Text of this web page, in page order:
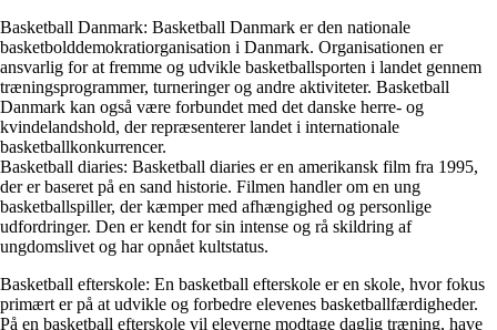
Basketball Danmark: Basketball Danmark er den nationale
basketbolddemokratiorganisation i Danmark. Organisationen er
ansvarlig for at fremme og udvikle basketballsporten i landet gennem
træningsprogrammer, turneringer og andre aktiviteter. Basketball
Danmark kan også være forbundet med det danske herre- og
kvindelandshold, der repræsenterer landet i internationale
basketballkonkurrencer.
Basketball diaries: Basketball diaries er en amerikansk film fra 1995,
der er baseret på en sand historie. Filmen handler om en ung
basketballspiller, der kæmper med afhængighed og personlige
udfordringer. Den er kendt for sin intense og rå skildring af
ungdomslivet og har opnået kultstatus.
Basketball efterskole: En basketball efterskole er en skole, hvor fokus
primært er på at udvikle og forbedre elevenes basketballfærdigheder.
På en basketball efterskole vil eleverne modtage daglig træning, have